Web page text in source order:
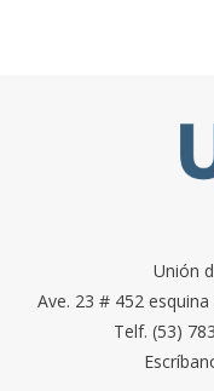
Unión
Ave. 23 # 452
Telf. (53)